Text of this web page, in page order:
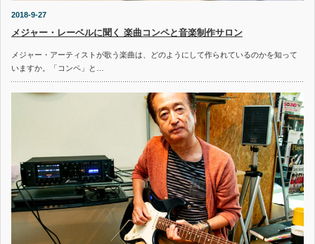
2018-9-27
メジャー・レーベルに聞く 楽曲コンペと音楽制作サロン
メジャー・アーティストが歌う楽曲は、どのようにして作られているのかを知って
いますか。「コンペ」と…